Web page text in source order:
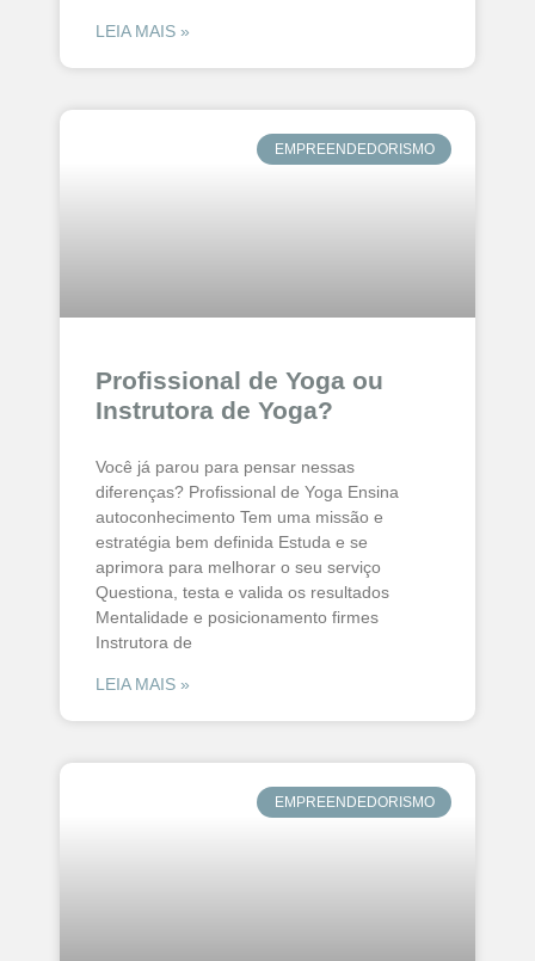
LEIA MAIS »
EMPREENDEDORISMO
Profissional de Yoga ou
Instrutora de Yoga?
Você já parou para pensar nessas
diferenças? Profissional de Yoga Ensina
autoconhecimento Tem uma missão e
estratégia bem definida Estuda e se
aprimora para melhorar o seu serviço
Questiona, testa e valida os resultados
Mentalidade e posicionamento firmes
Instrutora de
LEIA MAIS »
EMPREENDEDORISMO